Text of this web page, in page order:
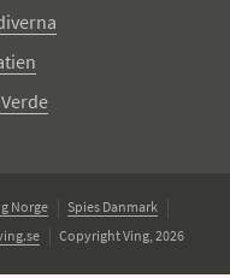
Norge
Spies Danmark
Copyright Ving, 2026